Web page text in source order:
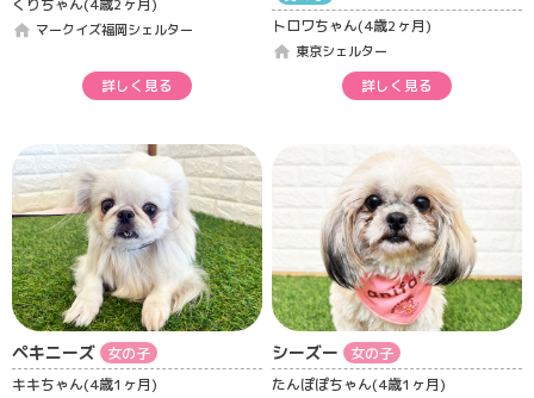
くりちゃん(4歳2ヶ月)
home マークイズ福岡シェルター
詳しく見る
トロワちゃん(4歳2ヶ月)
home 東京シェルター
詳しく見る
ペキニーズ
女の子
キキちゃん(4歳1ヶ月)
シーズー
女の子
たんぽぽちゃん(4歳1ヶ月)